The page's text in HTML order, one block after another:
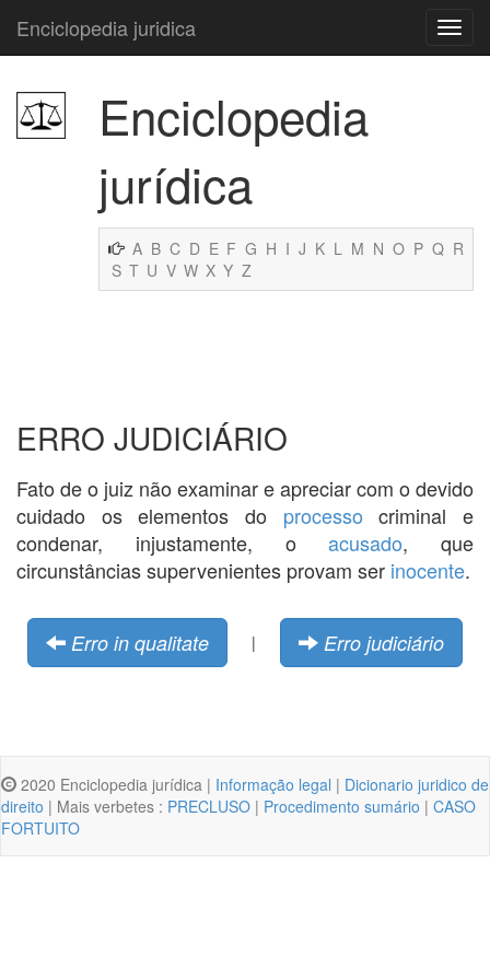
Enciclopedia juridica
Enciclopedia
jurídica
A B C D E F G H I J K L M N O P Q R
S T U V W X Y Z
ERRO JUDICIÁRIO
Fato de o juiz não examinar e apreciar com o devido
cuidado os elementos do processo criminal e
condenar, injustamente, oacusado, que
circunstâncias supervenientes provam ser inocente.
Erro in qualitate | Erro judiciário
2020 Enciclopedia jurídica | Informação legal | Dicionario juridico de
direito | Mais verbetes : PRECLUSO | Procedimento sumário | CASO
FORTUITO